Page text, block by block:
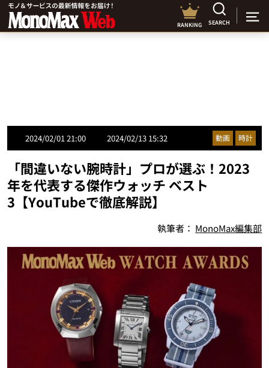
RANKING SEARCH
2024/02/01 21:00 2024/02/13 15:32 動画 時計
「間違いない腕時計」プロが選ぶ！2023
年を代表する傑作ウォッチ ベスト
3【YouTubeで徹底解説】
執筆者： MonoMax編集部